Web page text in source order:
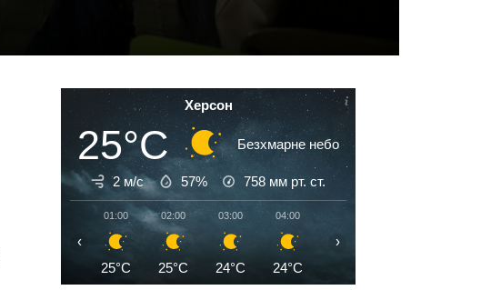
Херсон
25°C Безхмарне небо
2 м/с 57% 758 мм рт. ст.
01:00
25°C
02:00
25°C
03:00
24°C
04:00
24°C
‹ ›